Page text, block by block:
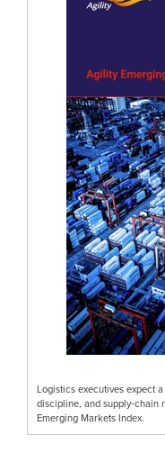
Logistics executives expect
discipline, and
Emerging Markets Index.